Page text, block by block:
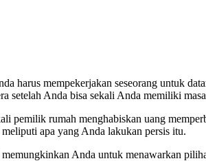
harus mempekerjakan seseorang untuk
setelah Anda bisa sekali Anda memiliki
pemilik rumah menghabiskan uang
apa yang Anda lakukan persis itu.
Anda untuk menawarkan